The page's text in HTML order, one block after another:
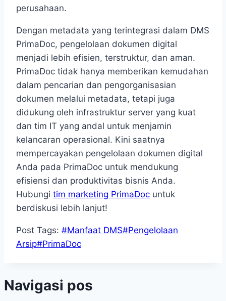
perusahaan.
Dengan metadata yang terintegrasi dalam DMS
PrimaDoc, pengelolaan dokumen digital
menjadi lebih efisien, terstruktur, dan aman.
PrimaDoc tidak hanya memberikan kemudahan
dalam pencarian dan pengorganisasian
dokumen melalui metadata, tetapi juga
didukung oleh infrastruktur server yang kuat
dan tim IT yang andal untuk menjamin
kelancaran operasional. Kini saatnya
mempercayakan pengelolaan dokumen digital
Anda pada PrimaDoc untuk mendukung
efisiensi dan produktivitas bisnis Anda.
Hubungi tim marketing PrimaDoc untuk
berdiskusi lebih lanjut!
Post Tags: #Manfaat DMS#Pengelolaan
Arsip#PrimaDoc
Navigasi pos